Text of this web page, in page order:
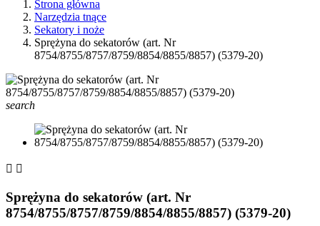
Strona główna
Narzędzia tnące
Sekatory i noże
Sprężyna do sekatorów (art. Nr
8754/8755/8757/8759/8854/8855/8857) (5379-20)
search
 
Sprężyna do sekatorów (art. Nr
8754/8755/8757/8759/8854/8855/8857) (5379-20)